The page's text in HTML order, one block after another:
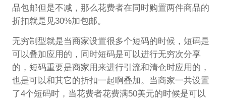
品包邮但是不减，那么花费者在同时购置两件商品的
折扣就是见30%加包邮。
无穷制型就是当商家设置很多个短码的时候，短码是
可以叠加应用的，同时短码是可以进行无穷次分享
的，短码重要是商家用来进行引流和清仓时应用的，
也是可以和其它的折扣一起啊叠加。当商家一共设置
了4个短码时，当花费者花费满50美元的时候是可以